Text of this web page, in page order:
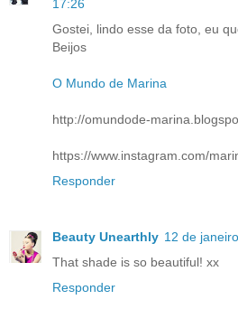
17:26
Gostei, lindo esse da foto, eu
Beijos
O Mundo de Marina
http://omundode-
https://www.instagram.com/
Responder
Beauty Unearthly 12 de
That shade is so beautiful! xx
Responder